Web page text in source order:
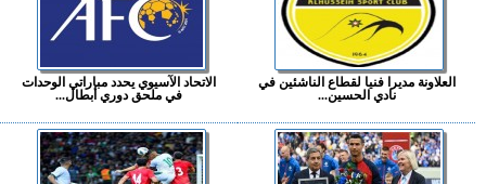
العلاونة مديرا فنيا لقطاع الناشئين في
نادي الحسين...
الاتحاد الآسيوي يحدد مباراتي الوحدات
في ملحق دوري أبطال...